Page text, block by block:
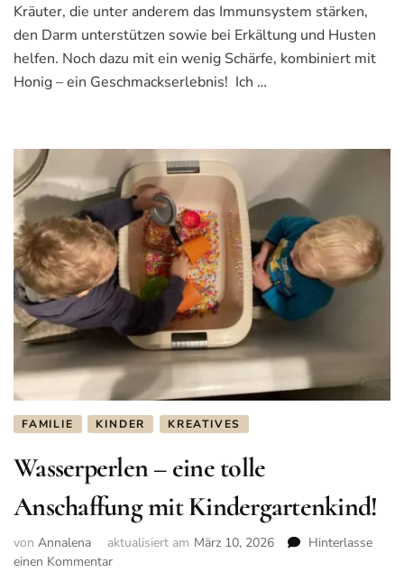
indischen
Gewürzen
&
Honig
Kräuter, die unter anderem das Immunsystem stärken,
den Darm unterstützen sowie bei Erkältung und Husten
helfen. Noch dazu mit ein wenig Schärfe, kombiniert mit
Honig – ein Geschmackserlebnis! Ich …
FAMILIE KINDER KREATIVES
Wasserperlen – eine tolle
Anschaffung mit Kindergartenkind!
von Annalena aktualisiert am März 10, 2026
Hinterlasse
einen Kommentar